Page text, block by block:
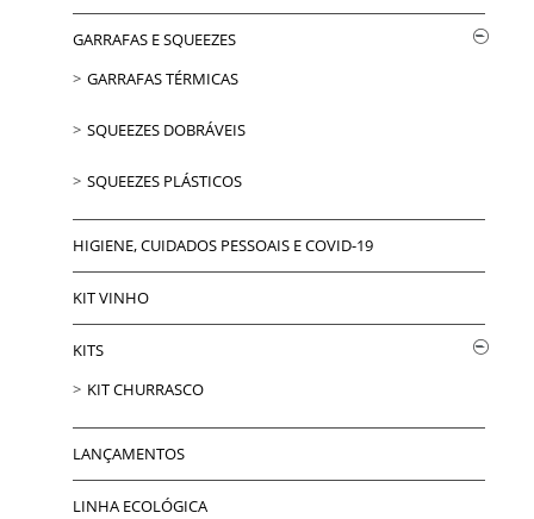
GARRAFAS E SQUEEZES
GARRAFAS TÉRMICAS
SQUEEZES DOBRÁVEIS
SQUEEZES PLÁSTICOS
HIGIENE, CUIDADOS PESSOAIS E COVID-19
KIT VINHO
KITS
KIT CHURRASCO
LANÇAMENTOS
LINHA ECOLÓGICA